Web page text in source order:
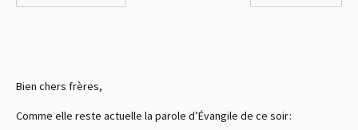
Bien chers frères,
Comme elle reste actuelle la parole d’Évangile de ce soir :